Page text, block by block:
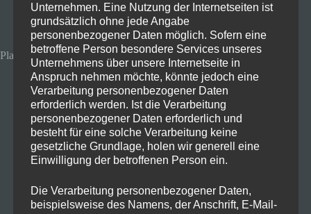
PlayStation 5, inkl. God of War Ragnarök
Unternehmen. Eine Nutzung der Internetseiten ist
grundsätzlich ohne jede Angabe
personenbezogener Daten möglich. Sofern eine
betroffene Person besondere Services unseres
Unternehmens über unsere Internetseite in
Anspruch nehmen möchte, könnte jedoch eine
Verarbeitung personenbezogener Daten
erforderlich werden. Ist die Verarbeitung
personenbezogener Daten erforderlich und
besteht für eine solche Verarbeitung keine
gesetzliche Grundlage, holen wir generell eine
Einwilligung der betroffenen Person ein.
Die Verarbeitung personenbezogener Daten,
beispielsweise des Namens, der Anschrift, E-Mail-